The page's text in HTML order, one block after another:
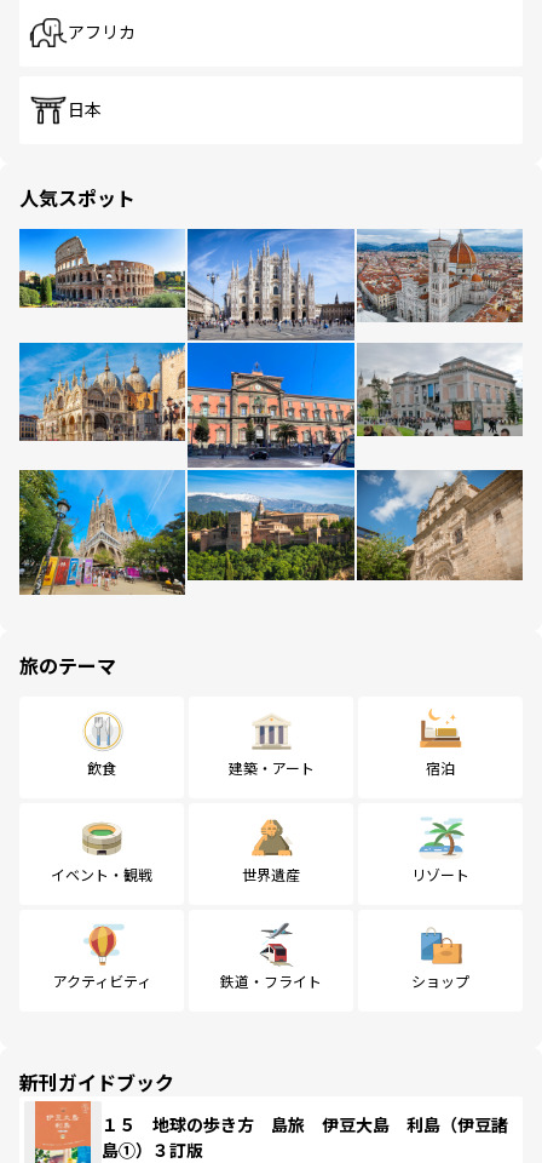
アフリカ
日本
人気スポット
旅のテーマ
飲食 建築・アート 宿泊
イベント・観戦 世界遺産 リゾート
アクティビティ 鉄道・フライト ショップ
新刊ガイドブック
１５ 地球の歩き方 島旅 伊豆大島 利島（伊豆諸
島①）３訂版